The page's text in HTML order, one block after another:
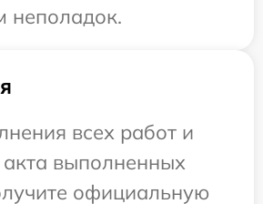
неполадок.
всех работ и
выполненных
официальную